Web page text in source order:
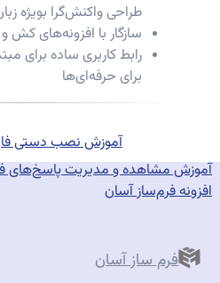
طراحی واکنش‌گرا بویژه
سازگار با افزونه‌های کش
رابط کاربری ساده برای
برای حرفه‌ای‌ها
آموزش نصب دستی
post:
آموزش مشاهده و مدیریت پاسخ‌های
افزونه فرم‌ساز آسان
فرم ساز آسان